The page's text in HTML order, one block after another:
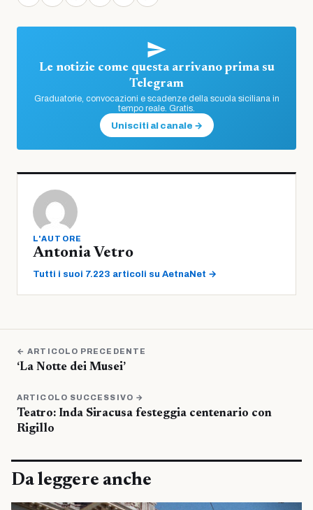
Le notizie come questa arrivano prima su
Telegram
Graduatorie, convocazioni e scadenze della scuola siciliana in
tempo reale. Gratis.
Unisciti al canale →
L'AUTORE
Antonia Vetro
Tutti i suoi 7.223 articoli su AetnaNet →
← ARTICOLO PRECEDENTE
‘La Notte dei Musei’
ARTICOLO SUCCESSIVO →
Teatro: Inda Siracusa festeggia centenario con
Rigillo
Da leggere anche